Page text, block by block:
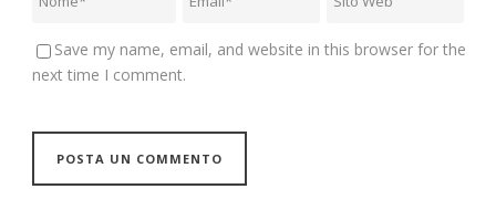
Save my name, email, and website in this browser for the
next time I comment.